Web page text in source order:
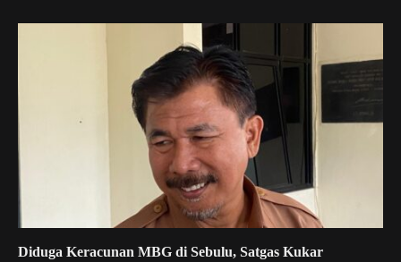
Diduga Keracunan MBG di Sebulu, Satgas Kukar